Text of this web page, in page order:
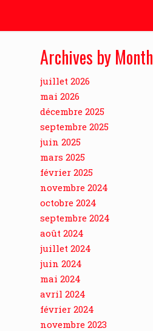
Archives by Month
juillet 2026
mai 2026
décembre 2025
septembre 2025
juin 2025
mars 2025
février 2025
novembre 2024
octobre 2024
septembre 2024
août 2024
juillet 2024
juin 2024
mai 2024
avril 2024
février 2024
novembre 2023